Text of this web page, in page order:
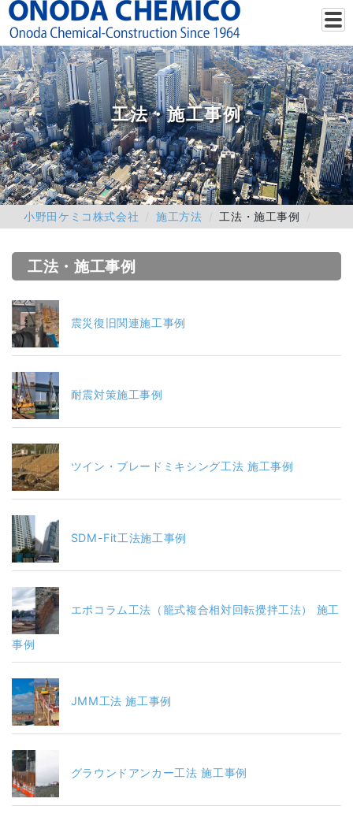
工法・施工事例
小野田ケミコ株式会社 施工方法 工法・施工事例
工法・施工事例
震災復旧関連施工事例
耐震対策施工事例
ツイン・ブレードミキシング工法 施工事例
SDM-Fit工法施工事例
エポコラム工法（籠式複合相対回転攪拌工法） 施工
事例
JMM工法 施工事例
グラウンドアンカー工法 施工事例